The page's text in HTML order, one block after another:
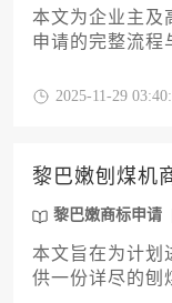
本文为企业主及
申请的完整流程
化的费用分析和
2025-11-29
黎巴嫩刨煤机
黎巴嫩商标申请
本文旨在为计划
供一份详尽的刨